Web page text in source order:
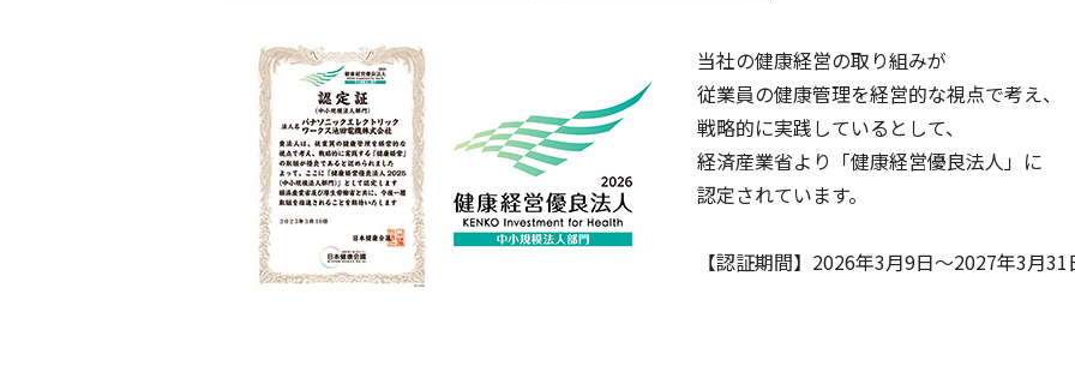
当社の健康経営の取り組みが
従業員の健康管理を経営的な視点で考え、
戦略的に実践しているとして、
経済産業省より「健康経営優良法人」に
認定されています。
【認証期間】 2026年3月9日～2027年3月31